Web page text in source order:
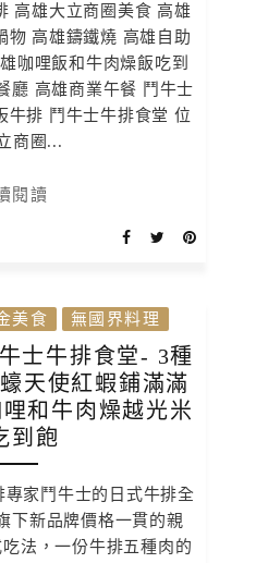
高雄大立商圈美食 高雄
物 高雄鑄鐵燒 高雄自助
咖哩飯和牛肉燥飯吃到
廳 高雄商業午餐 鬥牛士
牛排 鬥牛士牛排食堂 位
商圈...
閱讀
美食 無國界料理
士牛排食堂- 3種
天使紅蝦鋪滿滿
和牛肉燥越光米
到飽
專家鬥牛士的日式牛排全
下新品牌價格一貫的親
法，一份牛排五種肉的